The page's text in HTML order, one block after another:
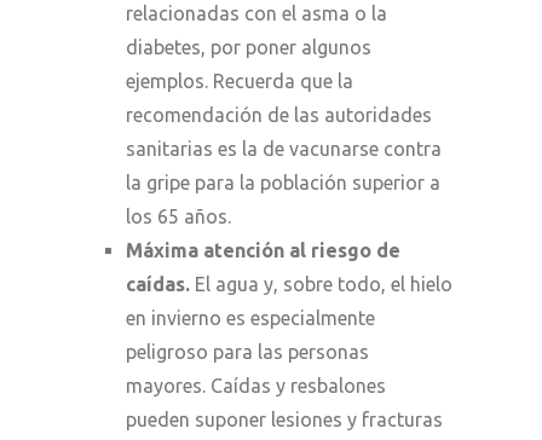
relacionadas con el asma o la
diabetes, por poner algunos
ejemplos. Recuerda que la
recomendación de las autoridades
sanitarias es la de vacunarse contra
la gripe para la población superior a
los 65 años.
Máxima atención al riesgo de
caídas. El agua y, sobre todo, el hielo
en invierno es especialmente
peligroso para las personas
mayores. Caídas y resbalones
pueden suponer lesiones y fracturas